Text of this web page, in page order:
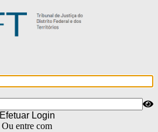
Efetuar Login
Ou entre com